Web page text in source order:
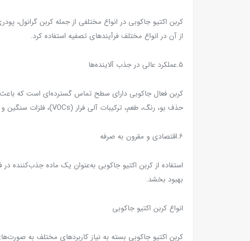
کربن اکتیو جاکوبی در انواع مختلفی از جمله کربن گرانول،
از آن در انواع مختلف فرآیندهای تصفیه استفاده کرد.
5.عملکرد عالی در جذب آلاینده‌ها
کربن فعال جاکوبی دارای سطح تماس گسترده‌ای است که
حذف بو، رنگ، طعم، ترکیبات آلی فرار (VOCs)، فلزات سنگین و سایر آلاینده‌ها مؤثر باشد.
6.اقتصادی و مقرون به صرفه
استفاده از کربن اکتیو جاکوبی به‌عنوان یک ماده جذب‌کننده
بهبود بخشد.
انواع کربن اکتیو جاکوبی
کربن اکتیو جاکوبی بسته به نیاز کاربردهای مختلف به